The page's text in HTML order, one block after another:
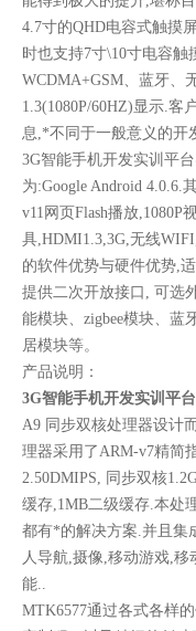
4.7寸的QHD电容式触摸
时也支持7寸\10寸电容
WCDMA+GSM、蓝牙、
1.3(1080P/60HZ)显示.客
息,*不同于一般意义的开
3G智能手机开发实训平
为:Google Android 4.0.6.
v11网页Flash播放,1080P
具,HDMI1.3,3G,无线
的软件优势与硬件优势,
提供二次开放接口, 可选
能模块、zigbee模块、蓝
居模块等。
产品说明：
3G智能手机开发实训平
A9 同步双核处理器设计
理器采用了ARM-v7精简
2.50DMIPS, 同步双核
缓存,1MB二级缓存.本处
都有*的解决方案.并且集
人导航,摄像,移动游戏,
能..
MTK6577通过各式各样